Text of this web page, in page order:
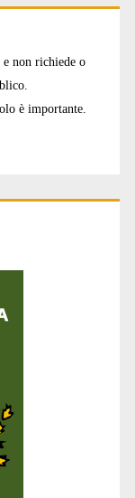
non richiede o
è importante.